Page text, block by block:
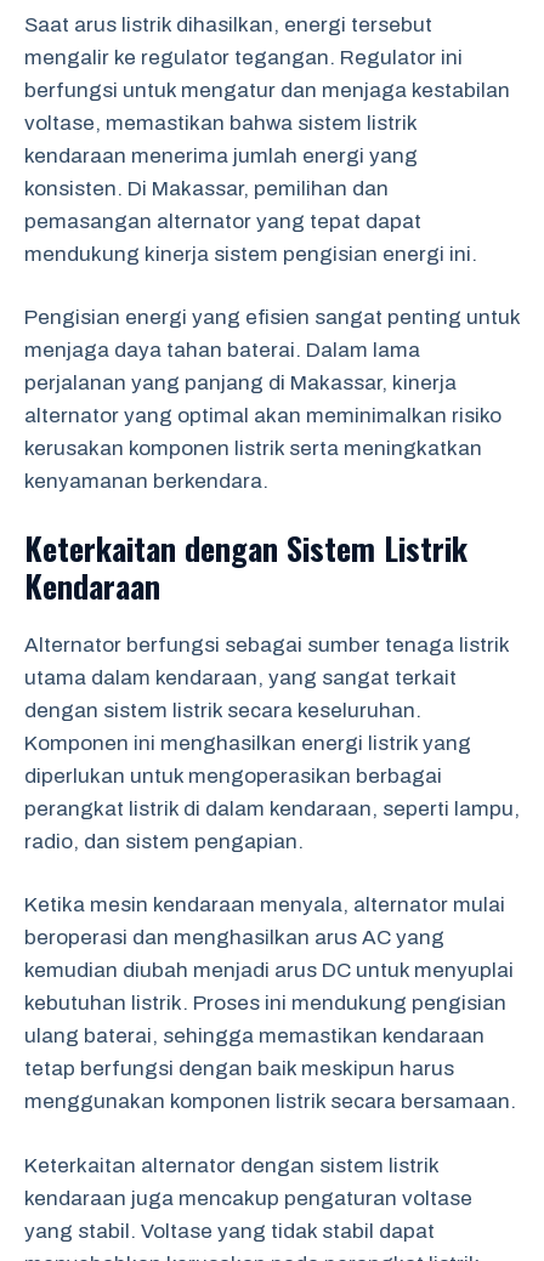
Saat arus listrik dihasilkan, energi tersebut
mengalir ke regulator tegangan. Regulator ini
berfungsi untuk mengatur dan menjaga kestabilan
voltase, memastikan bahwa sistem listrik
kendaraan menerima jumlah energi yang
konsisten. Di Makassar, pemilihan dan
pemasangan alternator yang tepat dapat
mendukung kinerja sistem pengisian energi ini.
Pengisian energi yang efisien sangat penting untuk
menjaga daya tahan baterai. Dalam lama
perjalanan yang panjang di Makassar, kinerja
alternator yang optimal akan meminimalkan risiko
kerusakan komponen listrik serta meningkatkan
kenyamanan berkendara.
Keterkaitan dengan Sistem Listrik
Kendaraan
Alternator berfungsi sebagai sumber tenaga listrik
utama dalam kendaraan, yang sangat terkait
dengan sistem listrik secara keseluruhan.
Komponen ini menghasilkan energi listrik yang
diperlukan untuk mengoperasikan berbagai
perangkat listrik di dalam kendaraan, seperti lampu,
radio, dan sistem pengapian.
Ketika mesin kendaraan menyala, alternator mulai
beroperasi dan menghasilkan arus AC yang
kemudian diubah menjadi arus DC untuk menyuplai
kebutuhan listrik. Proses ini mendukung pengisian
ulang baterai, sehingga memastikan kendaraan
tetap berfungsi dengan baik meskipun harus
menggunakan komponen listrik secara bersamaan.
Keterkaitan alternator dengan sistem listrik
kendaraan juga mencakup pengaturan voltase
yang stabil. Voltase yang tidak stabil dapat